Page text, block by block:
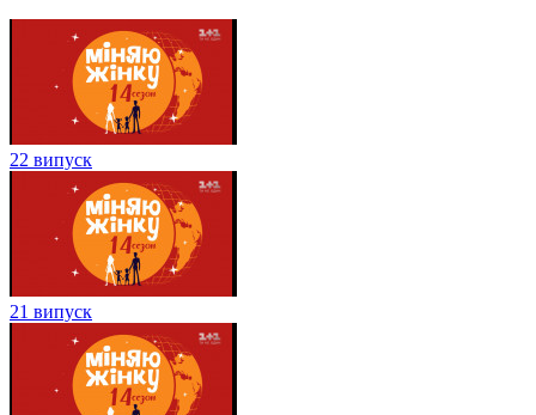
22 випуск
21 випуск